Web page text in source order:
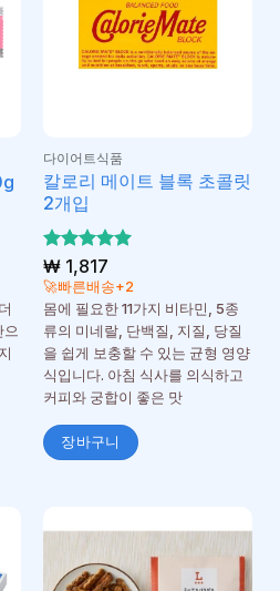
으
다이어트식품
칼로리 메이트 블록 초콜릿
2개입
5 중에서
5로 평가
됨
₩1,817
🚀빠른배송+2
몸에 필요한 11가지 비타민, 5종
류의 미네랄, 단백질, 지질, 당질
을 쉽게 보충할 수 있는 균형 영양
식입니다. 아침 식사를 의식하고
커피와 궁합이 좋은 맛
장바구니